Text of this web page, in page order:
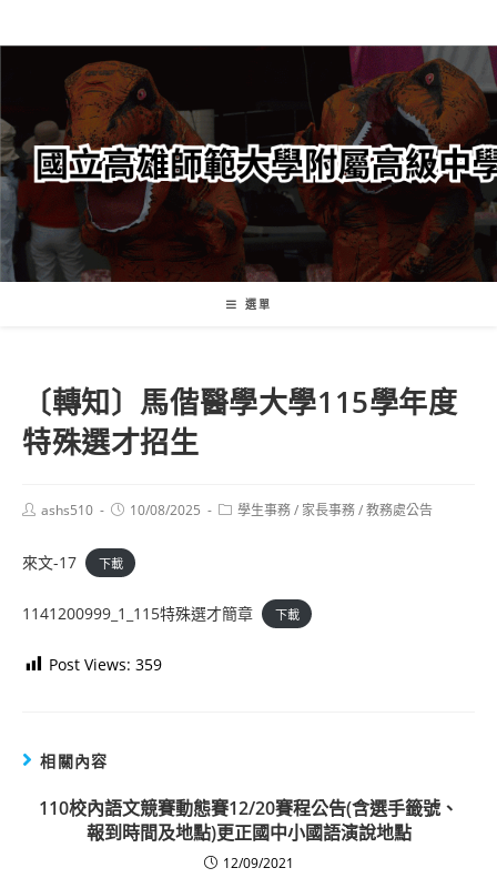
轉
要
內
容
選單
〔轉知〕馬偕醫學大學115學年度
特殊選才招生
Postashs510
Post10/08/2025
Post學生事務/ 家長事務/教務處公告
來文-17 下載
1141200999_1_115特殊選才簡章 下載
Post Views: 359
相關內容
110校內語文競賽動態賽12/20賽程公告(含選手籤號、
報到時間及地點)更正國中小國語演說地點
12/09/2021